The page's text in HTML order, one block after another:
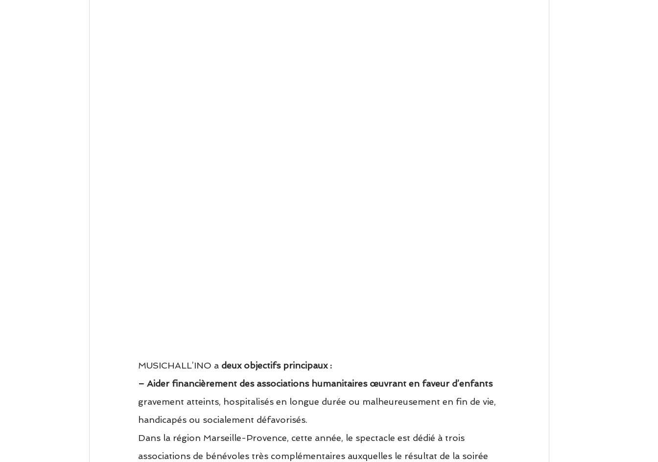
MUSICHALL’INO a deux objectifs principaux :
– Aider financièrement des associations humanitaires œuvrant en faveur d’enfants
gravement atteints, hospitalisés en longue durée ou malheureusement en fin de vie,
handicapés ou socialement défavorisés.
Dans la région Marseille-Provence, cette année, le spectacle est dédié à trois
associations de bénévoles très complémentaires auxquelles le résultat de la soirée